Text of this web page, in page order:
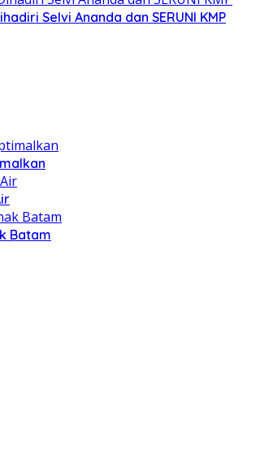
Selvi Ananda dan SERUNI KMP
Batam